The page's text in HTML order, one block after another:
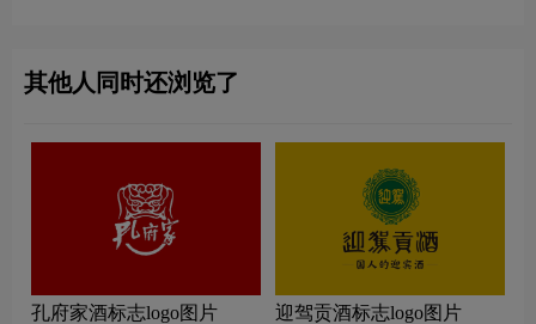
其他人同时还浏览了
孔府家酒标志logo图片 迎驾贡酒标志logo图片